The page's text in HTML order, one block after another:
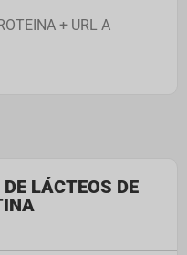
+ URL A
LÁCTEOS DE